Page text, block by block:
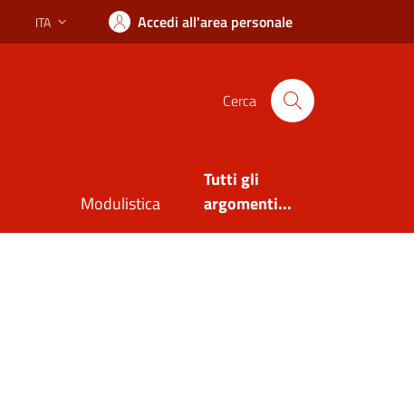
Lingua attiva:
ITA Accedi all'area personale
Cerca
Modulistica
Tutti gli
argomenti...